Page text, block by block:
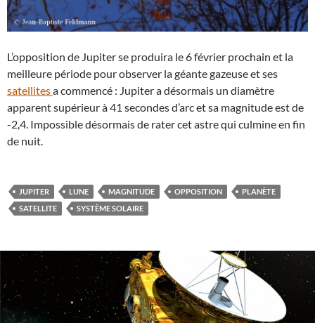
L’opposition de Jupiter se produira le 6 février prochain et la
meilleure période pour observer la géante gazeuse et ses
satellitesa commencé : Jupiter a désormais un diamètre
apparent supérieur à 41 secondes d’arc et sa magnitude est de
-2,4. Impossible désormais de rater cet astre qui culmine en fin
de nuit.
JUPITER LUNE MAGNITUDE OPPOSITION
PLANÈTE
SATELLITE
SYSTÈME SOLAIRE